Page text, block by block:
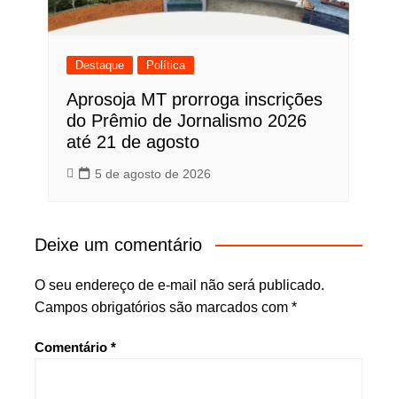
Destaque Política
Aprosoja MT prorroga inscrições
do Prêmio de Jornalismo 2026
até 21 de agosto
5 de agosto de 2026
Deixe um comentário
O seu endereço de e-mail não será publicado.
Campos obrigatórios são marcados com *
Comentário *